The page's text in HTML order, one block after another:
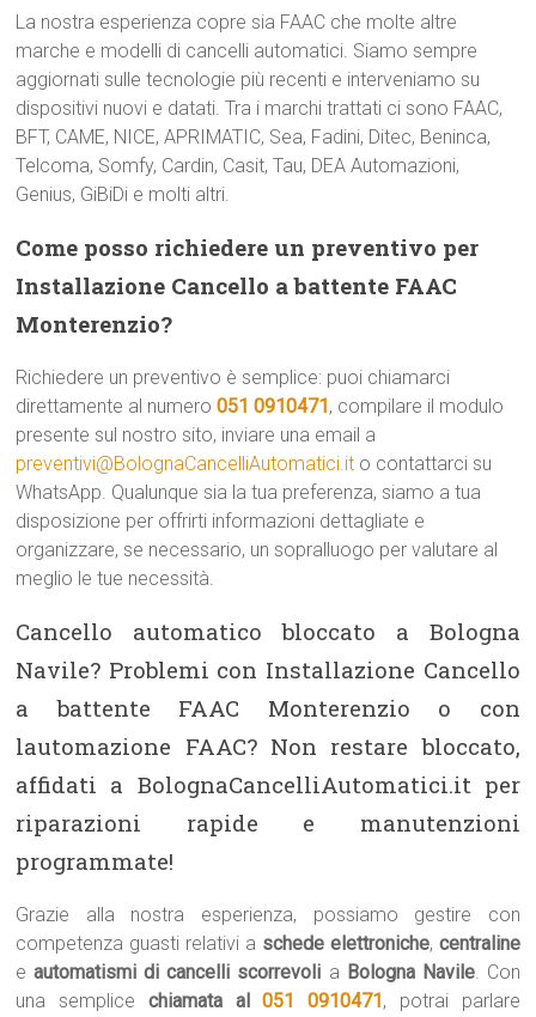
La nostra esperienza copre sia FAAC che molte altre
marche e modelli di cancelli automatici. Siamo sempre
aggiornati sulle tecnologie più recenti e interveniamo su
dispositivi nuovi e datati. Tra i marchi trattati ci sono FAAC,
BFT, CAME, NICE, APRIMATIC, Sea, Fadini, Ditec, Beninca,
Telcoma, Somfy, Cardin, Casit, Tau, DEA Automazioni,
Genius, GiBiDi e molti altri.
Come posso richiedere un preventivo per
Installazione Cancello a battente FAAC
Monterenzio?
Richiedere un preventivo è semplice: puoi chiamarci
direttamente al numero051 0910471, compilare il modulo
presente sul nostro sito, inviare una email a
preventivi@BolognaCancelliAutomatici.it o contattarci su
WhatsApp. Qualunque sia la tua preferenza, siamo a tua
disposizione per offrirti informazioni dettagliate e
organizzare, se necessario, un sopralluogo per valutare al
meglio le tue necessità.
Cancello automatico bloccato a Bologna
Navile? Problemi con Installazione Cancello
a battente FAAC Monterenzio o con
lautomazione FAAC? Non restare bloccato,
affidati a BolognaCancelliAutomatici.it per
riparazioni rapide e manutenzioni
programmate!
Grazie alla nostra esperienza, possiamo gestire con
competenza guasti relativi a schede elettroniche, centraline
eautomatismi di cancelli scorrevoli a Bologna Navile. Con
una semplice chiamata al051 0910471, potrai parlare